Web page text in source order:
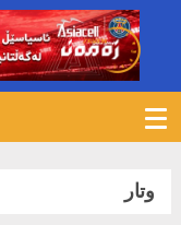
وتار